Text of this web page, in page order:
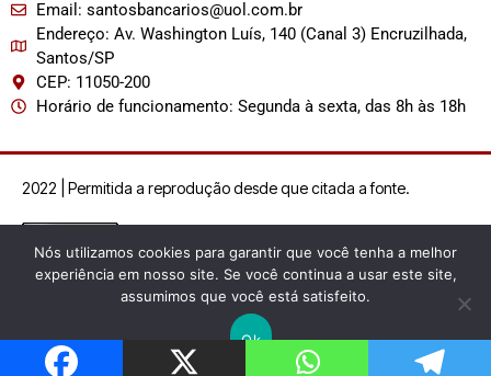
Email: santosbancarios@uol.com.br
Endereço: Av. Washington Luís, 140 (Canal 3) Encruzilhada,
Santos/SP
CEP: 11050-200
Horário de funcionamento: Segunda à sexta, das 8h às 18h
2022 | Permitida a reprodução desde que citada a fonte.
Nós utilizamos cookies para garantir que você tenha a melhor
experiência em nosso site. Se você continua a usar este site,
assumimos que você está satisfeito.
Ok